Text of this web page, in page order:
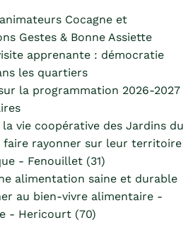
Cocagne et
Gestes & Bonne Assiette
apprenante : démocratie
les quartiers
la programmation 2026-2027
vie coopérative des Jardins du
faire rayonner sur leur territoire
- Fenouillet (31)
alimentation saine et durable
au bien-vivre alimentaire -
- Hericourt (70)